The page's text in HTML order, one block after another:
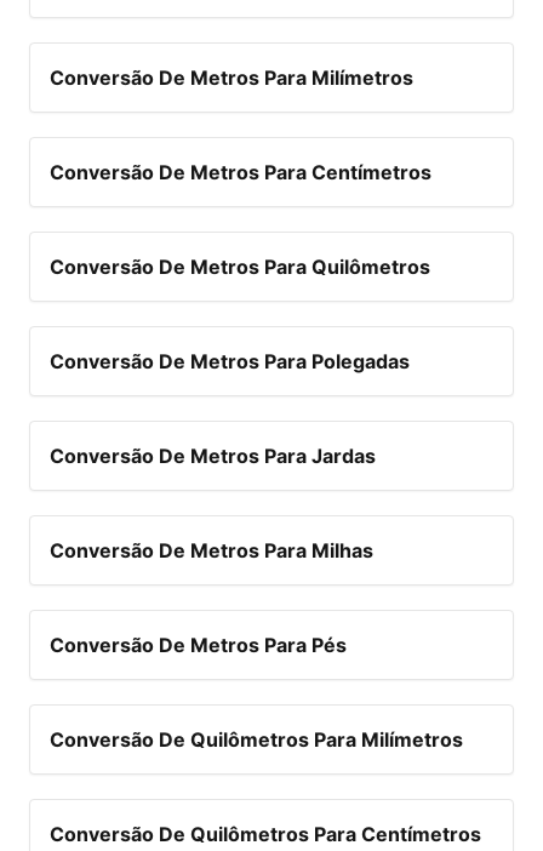
Conversão De Metros Para Milímetros
Conversão De Metros Para Centímetros
Conversão De Metros Para Quilômetros
Conversão De Metros Para Polegadas
Conversão De Metros Para Jardas
Conversão De Metros Para Milhas
Conversão De Metros Para Pés
Conversão De Quilômetros Para Milímetros
Conversão De Quilômetros Para Centímetros